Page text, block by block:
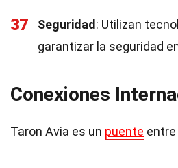
37 Seguridad : Utilizan
garantizar la seguridad
Conexiones
Taron Avia es un puente entre